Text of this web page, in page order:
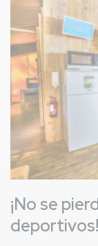
¡No se
deportivos!